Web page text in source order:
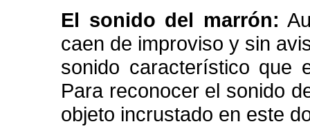
El sonido del marrón:
caen de improviso y sin
sonido característico que
Para reconocer el sonido
objeto incrustado en este